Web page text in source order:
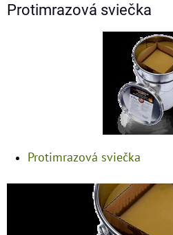
Protimrazová sviečka
Protimrazová sviečka